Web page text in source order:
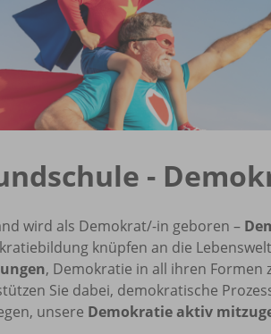
-
wird als Demokrat/-in geboren –
knüpfen an die
, Demokratie in all ihren Formen
Sie dabei, demokratische
unsere Demokratie aktiv